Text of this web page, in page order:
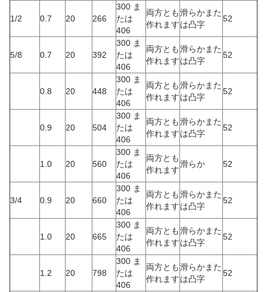
1/2 0.7 20 266
300 ま
たは
406
両方とも
作れます
滑らかまた
は凸字
52
5/8 0.7 20 392
300 ま
たは
406
両方とも
作れます
滑らかまた
は凸字
52
0.8 20 448
300 ま
たは
406
両方とも
作れます
滑らかまた
は凸字
52
0.9 20 504
300 ま
たは
406
両方とも
作れます
滑らかまた
は凸字
52
1.0 20 560
300 ま
たは
406
両方とも
作れます
滑らか 52
3/4 0.9 20 660
300 ま
たは
406
両方とも
作れます
滑らかまた
は凸字
52
1.0 20 665
300 ま
たは
406
両方とも
作れます
滑らかまた
は凸字
52
1.2 20 798
300 ま
たは
406
両方とも
作れます
滑らかまた
は凸字
52